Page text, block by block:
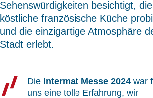
Sehenswürdigkeiten besichtigt, die
köstliche französische Küche
und die einzigartige Atmosphäre
Stadt erlebt.
Die Intermat Messe 2024 war
uns eine tolle Erfahrung, wir